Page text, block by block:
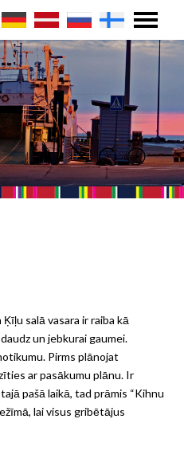
salā vasara ir raiba kā
un jebkurai gaumei.
Pirms plānojat
ar pasākumu plānu. Ir
pašā laikā, tad prāmis “Kihnu
lai visus gribētājus